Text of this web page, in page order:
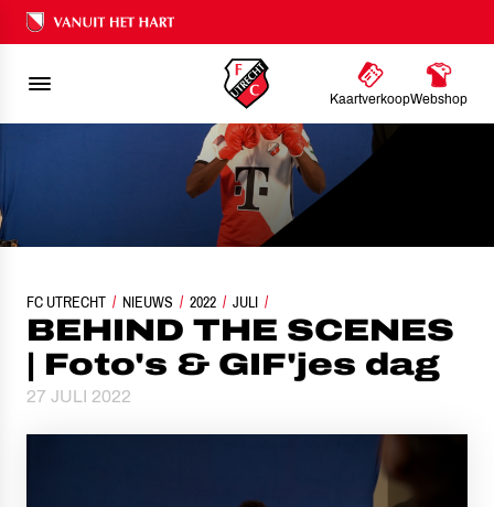
Ons nalatenschap
KaartverkoopWebshop
FC UTRECHT NIEUWS 2022 JULI
BEHIND THE SCENES | FOTO'S & GIF'JES DAG
BEHIND THE SCENES
| Foto's & GIF'jes dag
27 JULI 2022